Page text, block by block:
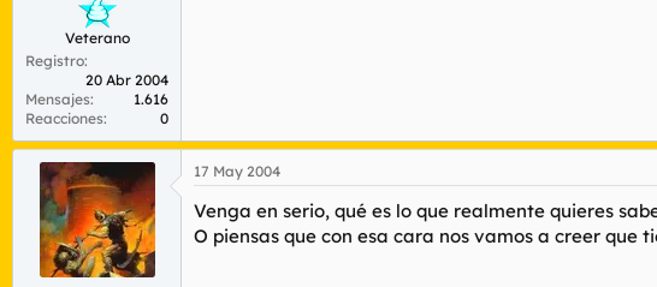
Veterano
Registro
20 Abr 2004
Mensajes
1.616
Reacciones
0
17 May 2004
Venga en serio, qué es lo que realmente quieres
O piensas que con esa cara nos vamos a creer que